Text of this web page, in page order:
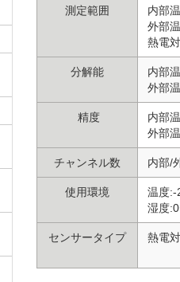
測定範囲
内部
外部
熱電
分解能
内部
外部
精度
内部
外部
チャンネル数 内部/
使用環境
温度
湿度
センサータイプ 熱電